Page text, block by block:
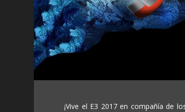
¡Vive el E3 2017 en compañía de